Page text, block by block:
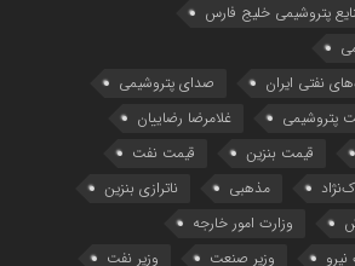
پتروشیمی خلیج فارس
نفتی ایران
صدای پتروشیمی
پتروشیمی
غلامرضا رضاییان
قیمت بنزین
قیمت نفت
مذهبی
ناترازی بنزین
وزارت امور خارجه
وزیر صنعت وزیر نفت